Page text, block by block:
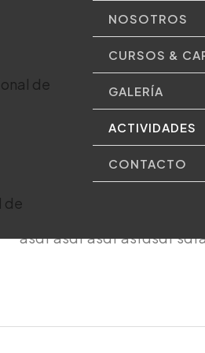
NOSOTROS
CURSOS &
GALERÍA
ACTIVIDADES
CONTACTO
Titulo Novedad
asdf asdf asdf asfdsdf